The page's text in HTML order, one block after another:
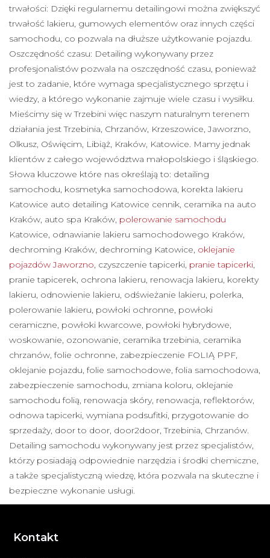
trwałości: Dzięki regularnemu detailingowi można zwiększyć
trwałość lakieru, gumowych elementów oraz innych części
samochodu, co pozwala na dłuższe użytkowanie pojazdu.
Oszczędność czasu: Detailing wykonywany przez
profesjonalistów pozwala na oszczędność czasu, ponieważ
jest to zadanie, które wymaga specjalistycznego sprzętu i
wiedzy, a którego wykonanie zajmuje wiele czasu i wysiłku.
Mieścimy się w Trzebini więc naszym naturalnym terenem
działania jest Trzebinia, Chrzanów, Krzeszowice, Jaworzno,
Olkusz, Oświęcim, Libiąż, Kraków, Katowice. Mamy jednak
klientów z całego województwa małopolskiego i śląskiego.
Słowa kluczowe które nas określają to: detailing
samochodu, kosmetyka samochodowa, korekta lakieru
Katowice auto detailing Katowice cennik, ceramika na auto
Kraków, auto spa Kraków, polerowanie samochodu
Katowice, odnawianie lakieru samochodowego Kraków,
dechroming Kraków, dechroming Katowice, oklejanie
pojazdów Jaworzno, czyszczenie tapicerki, pranie tapicerki,
pranie tapicerek, ochrona lakieru, renowacja lakieru, korekty
lakieru, odnowienie lakieru, odświeżanie lakieru, polerka,
polerowanie lakieru, powłoki ochronne, powłoki
ceramiczne, powłoki kwarcowe, powłoki hybrydowe,
woskowanie, ozonowanie, ceramika trzebinia, ceramika
chrzanów, folie ochronne, zabezpieczenie FOLIĄ PPF,
oklejanie pojazdu, folie samochodowe, folia samochodowa,
zabezpieczenie samochodu, zmiana koloru, oklejanie
samochodu folią, renowacja skóry, renowacja, reflektorów,
odnowa tapicerki, wymiana podsufitki, przygotowanie do
sprzedaży, door to door, door2door, Trzebinia, Chrzanów.
Detailing samochodu wykonywany jest przez specjalistów,
którzy posiadają odpowiednie narzędzia i środki chemiczne,
a także specjalistyczną wiedzę, która pozwala na skuteczne i
bezpieczne wykonanie usługi.
Kontakt